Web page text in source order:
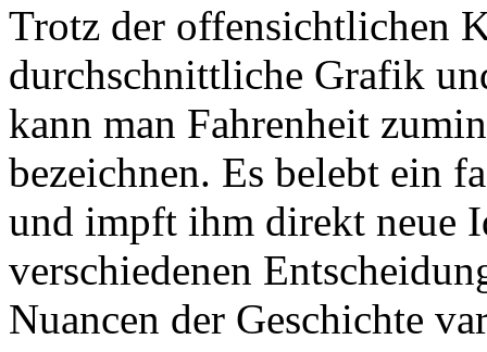
Trotz der offensichtlichen
durchschnittliche Grafik
kann man Fahrenheit
bezeichnen. Es belebt ein
und impft ihm direkt neue
verschiedenen
Nuancen der Geschichte